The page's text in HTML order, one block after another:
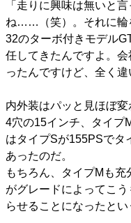
「走りに興味は無いと
ね……（笑）。それに輪
32のターボ付きモデル
任してきたんですよ。
ったんですけど、全く違
内外装はパッと見ほぼ
4穴の15インチ、タイプ
はタイプSが155PSでタ
あったのだ。
もちろん、タイプMも
がグレードによってこ
らせることになったとい